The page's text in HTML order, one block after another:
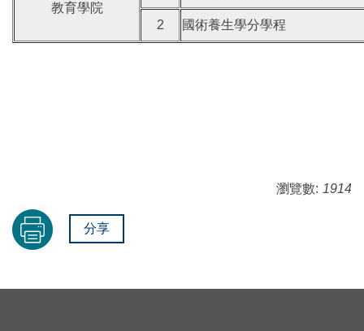
教育學院
2 國術養生學分學程
瀏覽數: 1914
分享